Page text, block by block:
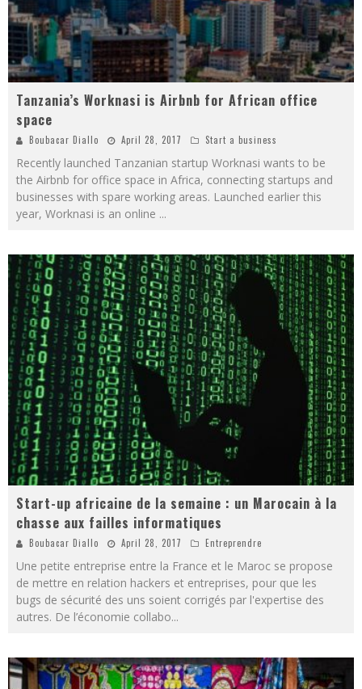
Tanzania’s Worknasi is Airbnb for African office
space
Boubacar Diallo April 28, 2017 Start a business
Recently launched Tanzanian startup Worknasi wants to be
the Airbnb for office space in Africa, connecting startups and
businesses with spare working areas. Launched earlier this
year, Worknasi is an online ...
Start-up africaine de la semaine : un Marocain à la
chasse aux failles informatiques
Boubacar Diallo April 28, 2017 Entreprendre
Une petite entreprise entre la France et le Maroc se propose
de mettre en relation hackers et entreprises, pour que les
bugs de sécurité des uns soient corrigés par l'expertise des
autres. De l’économie collabo...